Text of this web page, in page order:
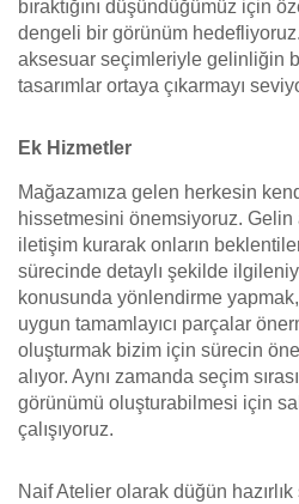
bıraktığını düşündüğümüz için
dengeli bir görünüm
aksesuar seçimleriyle gelinliğin
tasarımlar ortaya çıkarmayı
Ek Hizmetler
Mağazamıza gelen herkesin
hissetmesini önemsiyoruz. Gelin
iletişim kurarak onların
sürecinde detaylı şekilde
konusunda yönlendirme
uygun tamamlayıcı parçalar
oluşturmak bizim için sürecin
alıyor. Aynı zamanda seçim
görünümü oluşturabilmesi için
çalışıyoruz.
Naif Atelier olarak düğün